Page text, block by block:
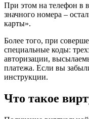
При этом на телефон в
значного номера –
карты».
Более того, при
специальные коды:
авторизации,
платежа. Если вы
инструкции.
Что такое